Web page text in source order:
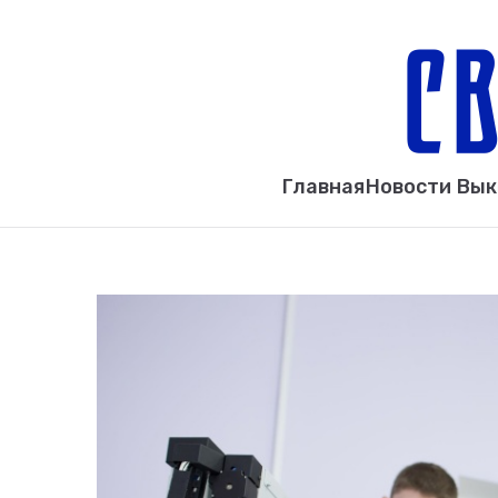
ГлавнаяНовости